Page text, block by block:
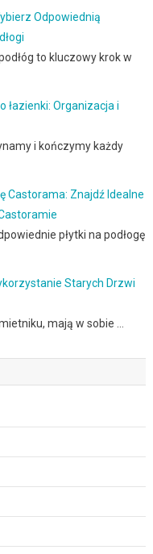
Odpowiednią
to kluczowy krok w
łazienki: Organizacja i
i kończymy każdy
Castorama: Znajdź Idealne
płytki na podłogę
Starych Drzwi
mają w sobie …